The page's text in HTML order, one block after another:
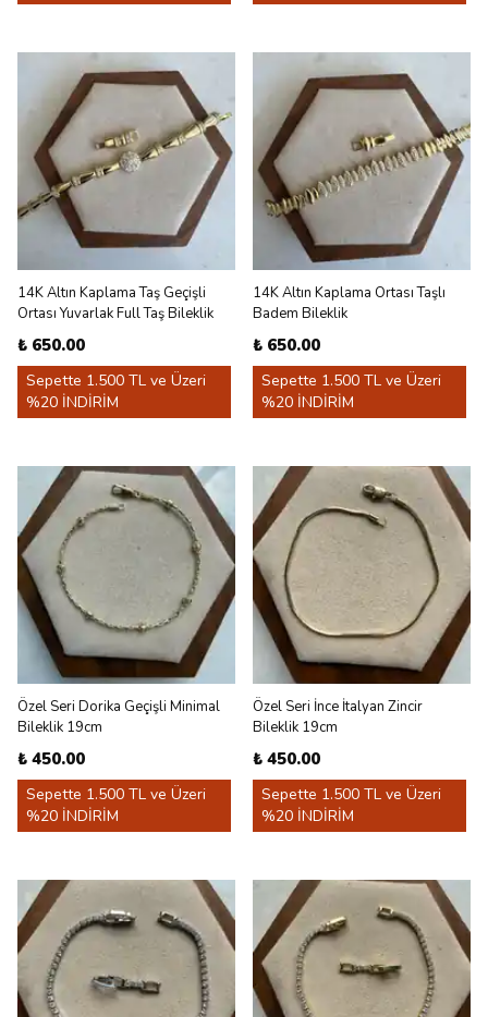
14K Altın Kaplama Taş Geçişli
Ortası Yuvarlak Full Taş Bileklik
₺ 650.00
Sepette 1.500 TL ve Üzeri
%20 İNDİRİM
14K Altın Kaplama Ortası Taşlı
Badem Bileklik
₺ 650.00
Sepette 1.500 TL ve Üzeri
%20 İNDİRİM
Özel Seri Dorika Geçişli Minimal
Bileklik 19cm
₺ 450.00
Sepette 1.500 TL ve Üzeri
%20 İNDİRİM
Özel Seri İnce İtalyan Zincir
Bileklik 19cm
₺ 450.00
Sepette 1.500 TL ve Üzeri
%20 İNDİRİM